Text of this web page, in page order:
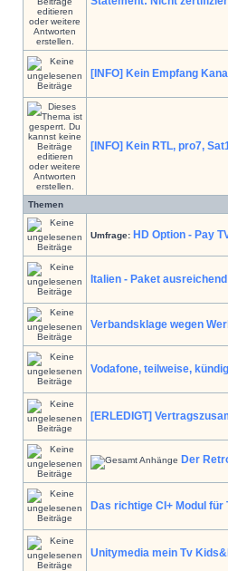
[INFO] Kein Empfang
[INFO] Kein RTL, pro7,
Themen
Umfrage: HD Option - Pay
Italien - Paket
Verbandsklage wegen
Vodafone, teilweise,
[ERLEDIGT]
Der
Das richtige CI+ Modul für
Unitymedia mein Tv